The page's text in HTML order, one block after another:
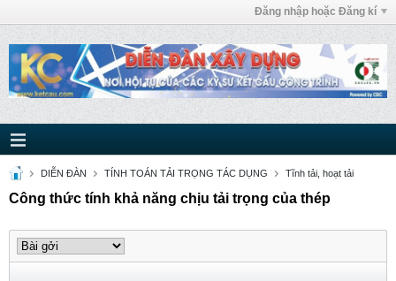
Đăng nhập hoặc Đăng kí
DIỄN ĐÀN TÍNH TOÁN TẢI TRỌNG TÁC DỤNG Tĩnh tải, hoạt tải
Công thức tính khả năng chịu tải trọng của thép